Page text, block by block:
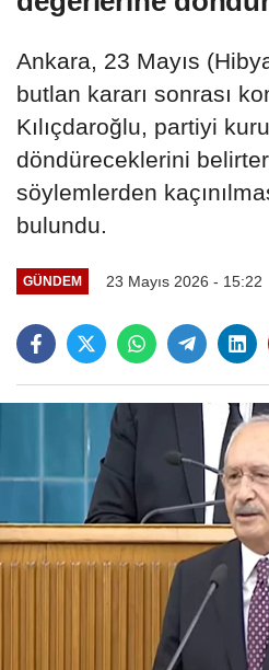
Ankara, 23 Mayıs
butlan kararı sonrası
Kılıçdaroğlu, partiyi
döndüreceklerini
söylemlerden
bulundu.
GÜNDEM 23 Mayıs 2026 - 15:22